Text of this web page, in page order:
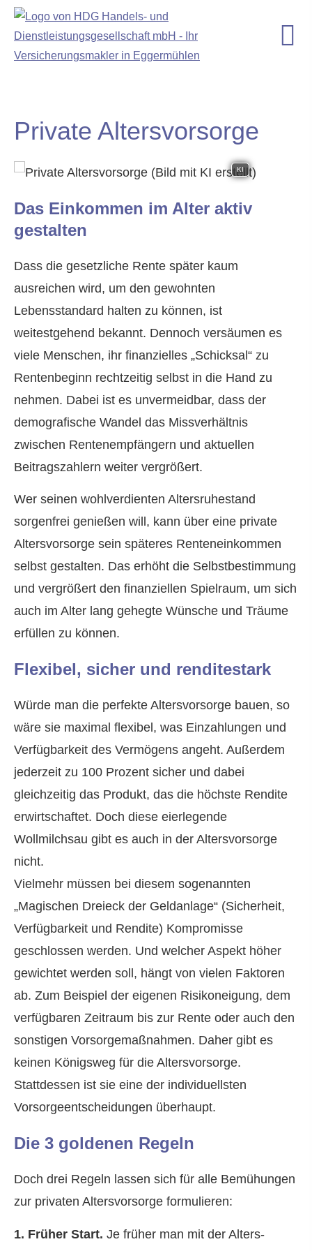
Private Alters­vorsorge
KI
Das Einkommen im Alter aktiv
gestalten
Dass die gesetzliche Rente später kaum
ausreichen wird, um den gewohnten
Lebensstandard halten zu können, ist
weitestgehend bekannt. Dennoch versäumen es
viele Menschen, ihr finanzielles „Schicksal“ zu
Rentenbeginn rechtzeitig selbst in die Hand zu
nehmen. Dabei ist es unvermeidbar, dass der
demografische Wandel das Missverhältnis
zwischen Rentenempfängern und aktuellen
Beitragszahlern weiter vergrößert.
Wer seinen wohlverdienten Altersruhestand
sorgenfrei genießen will, kann über eine private
Alters­vorsorge sein späteres Renteneinkommen
selbst gestalten. Das erhöht die Selbstbestimmung
und vergrößert den finanziellen Spielraum, um sich
auch im Alter lang gehegte Wünsche und Träume
erfüllen zu können.
Flexibel, sicher und renditestark
Würde man die perfekte Alters­vorsorge bauen, so
wäre sie maximal flexibel, was Einzahlungen und
Verfügbarkeit des Vermögens angeht. Außerdem
jederzeit zu 100 Prozent sicher und dabei
gleichzeitig das Produkt, das die höchste Rendite
erwirtschaftet. Doch diese eierlegende
Wollmilchsau gibt es auch in der Alters­vorsorge
nicht.
Vielmehr müssen bei diesem sogenannten
„Magischen Dreieck der Geldanlage“ (Sicherheit,
Verfügbarkeit und Rendite) Kompromisse
geschlossen werden. Und welcher Aspekt höher
gewichtet werden soll, hängt von vielen Faktoren
ab. Zum Beispiel der eigenen Risikoneigung, dem
verfügbaren Zeitraum bis zur Rente oder auch den
sonstigen Vorsorgemaßnahmen. Daher gibt es
keinen Königsweg für die Alters­vorsorge.
Stattdessen ist sie eine der individuellsten
Vorsorgeentscheidungen überhaupt.
Die 3 goldenen Regeln
Doch drei Regeln lassen sich für alle Bemühungen
zur privaten Alters­vorsorge formulieren:
1. Früher Start. Je früher man mit der Alters­